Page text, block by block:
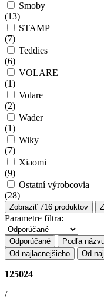
Smoby
(13)
STAMP
(7)
Teddies
(6)
VOLARE
(1)
Volare
(2)
Wader
(1)
Wiky
(7)
Xiaomi
(9)
Ostatní výrobcovia
(28)
Zobraziť 716 produktov
Parametre filtra:
Odporúčané Podľa
Od najlacnejšieho
Od
125024
/